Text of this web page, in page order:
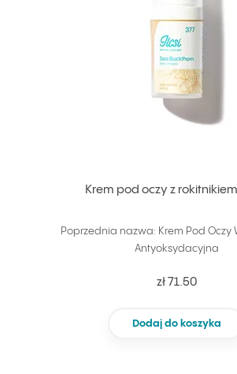
Krem pod oczy z rokitnikiem
Poprzednia nazwa: Krem Pod Oczy
Antyoksydacyjna
zł 71.50
Dodaj do koszyka